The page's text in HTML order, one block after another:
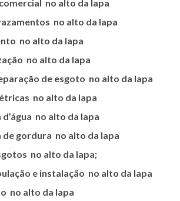
no alto da lapa
no alto da lapa
no alto da lapa
no alto da lapa
de esgoto no alto da lapa
no alto da lapa
no alto da lapa
de gordura no alto da lapa
no alto da lapa;
e instalação no alto da lapa
no alto da lapa